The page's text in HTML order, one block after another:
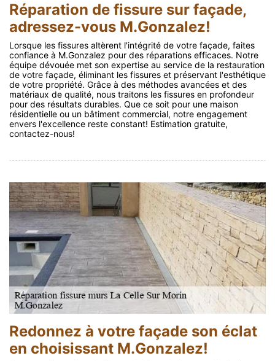
Réparation de fissure sur façade,
adressez-vous M.Gonzalez!
Lorsque les fissures altèrent l'intégrité de votre façade, faites
confiance à M.Gonzalez pour des réparations efficaces. Notre
équipe dévouée met son expertise au service de la restauration
de votre façade, éliminant les fissures et préservant l'esthétique
de votre propriété. Grâce à des méthodes avancées et des
matériaux de qualité, nous traitons les fissures en profondeur
pour des résultats durables. Que ce soit pour une maison
résidentielle ou un bâtiment commercial, notre engagement
envers l'excellence reste constant! Estimation gratuite,
contactez-nous!
Redonnez à votre façade son éclat
en choisissant M.Gonzalez!